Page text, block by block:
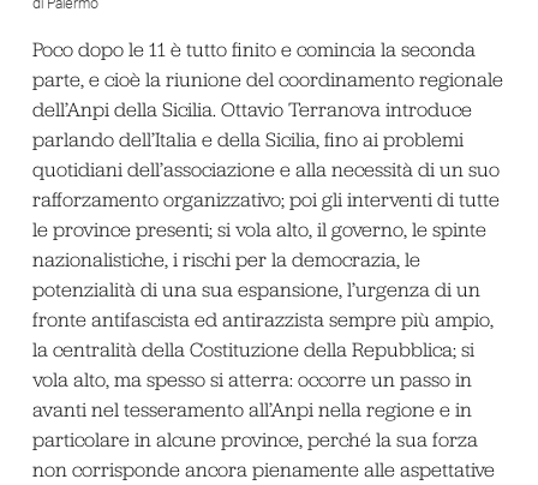
di Palermo
Poco dopo le 11 è tutto finito e comincia la seconda
parte, e cioè la riunione del coordinamento regionale
dell’Anpi della Sicilia. Ottavio Terranova introduce
parlando dell’Italia e della Sicilia, fino ai problemi
quotidiani dell’associazione e alla necessità di un suo
rafforzamento organizzativo; poi gli interventi di tutte
le province presenti; si vola alto, il governo, le spinte
nazionalistiche, i rischi per la democrazia, le
potenzialità di una sua espansione, l’urgenza di un
fronte antifascista ed antirazzista sempre più ampio,
la centralità della Costituzione della Repubblica; si
vola alto, ma spesso si atterra: occorre un passo in
avanti nel tesseramento all’Anpi nella regione e in
particolare in alcune province, perché la sua forza
non corrisponde ancora pienamente alle aspettative